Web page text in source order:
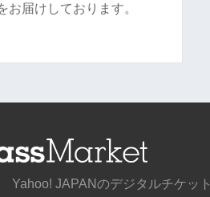
届けしております。
Yahoo! JAPANのデジタルチケット